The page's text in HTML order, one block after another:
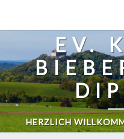
EV.
HERZLICH